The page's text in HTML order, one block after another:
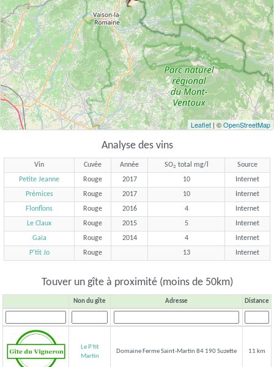
Leaflet | ©OpenStreetMap
Analyse des vins
Vin Cuvée Année SO2 total mg/l
Source
Petite Jeanne
Rouge 2017 10
Internet
Prémices
Rouge 2017 10
Internet
Flonflons
Rouge 2016 4
Internet
Le Claux
Rouge 2015 5
Internet
Gaïa
Rouge 2014 4
Internet
P'tit Jo
Rouge 13 Internet
Touver un gîte à proximité (moins de 50km)
Non du gîte Adresse Distance
Le P'tit
Martin
Domaine Ferme Saint-Martin 84 190 Suzette 11 km